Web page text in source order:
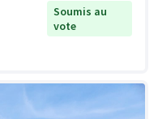
Soumis au
vote